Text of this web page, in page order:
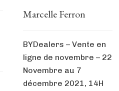
Marcelle Ferron
BYDealers – Vente en
ligne de novembre – 22
Novembre au 7
décembre 2021, 14H